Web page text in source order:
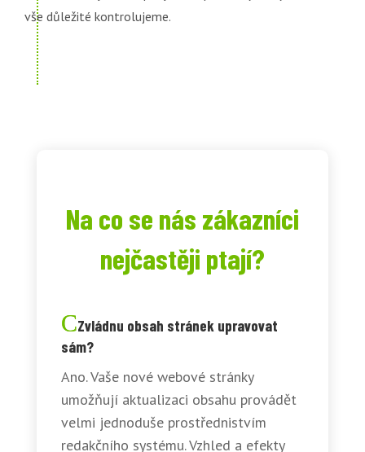
vše důležité kontrolujeme.
Na co se nás zákazníci
nejčastěji ptají?
Zvládnu obsah stránek upravovat
sám?
Ano. Vaše nové webové stránky
umožňují aktualizaci obsahu provádět
velmi jednoduše prostřednistvím
redakčního systému. Vzhled a efekty